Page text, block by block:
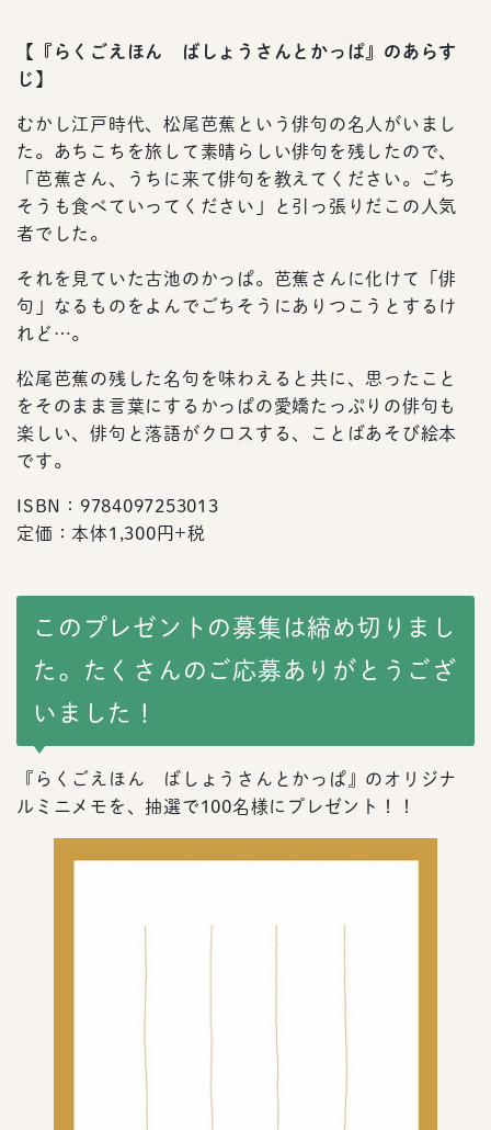
【
『らくごえほん ばしょうさんとかっぱ』のあらす
じ 】
むかし江戸時代、松尾芭蕉という俳句の名人がいまし
た。あちこちを旅して素晴らしい俳句を残したので、
「芭蕉さん、うちに来て俳句を教えてください。ごち
そうも食べていってください」と引っ張りだこの人気
者でした。
それを見ていた古池のかっぱ。芭蕉さんに化けて「俳
句」なるものをよんでごちそうにありつこうとするけ
れど…。
松尾芭蕉の残した名句を味わえると共に、思ったこと
をそのまま言葉にするかっぱの愛嬌たっぷりの俳句も
楽しい、俳句と落語がクロスする、ことばあそび絵本
です。
ISBN：9784097253013
定価：本体1,300円+税
このプレゼントの募集は締め切りまし
た。たくさんのご応募ありがとうござ
いました！
『らくごえほん ばしょうさんとかっぱ』のオリジナ
ルミニメモを、抽選で100名様にプレゼント！！